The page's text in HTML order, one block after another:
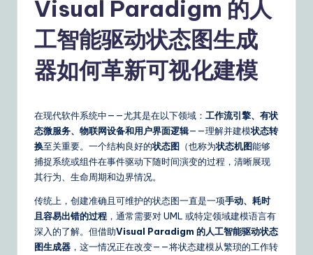
Si
m
fi
d
C
hi
Visual Paradigm 的人
工智能驱动状态图生成
器如何革新可视化建模
在现代软件系统中——尤其是在以下领域： 工作流引擎、有状
态微服务、物联网设备和用户界面逻辑——理解并建模状态转
换至关重要。一个结构良好的状态图 （也称为状态机图能够
捕捉系统或组件在事件驱动下随时间演变的过程，清晰展现
其行为、生命周期和边界情况。
传统上，创建准确且可维护的状态图一直是一项手动、耗时
且容易出错的过程 ，通常需要对 UML 或特定领域建模语言有
深入的了解。但借助Visual Paradigm 的人工智能驱动状态
图生成器 ，这一情况正在改变——将状态建模从繁琐的工作转